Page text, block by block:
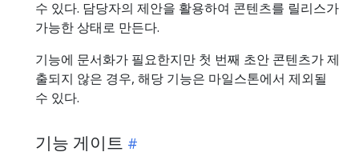
수 있다. 담당자의 제안을 활용하여 콘텐츠를 릴리스가
가능한 상태로 만든다.
기능에 문서화가 필요한지만 첫 번째 초안 콘텐츠가 제
출되지 않은 경우, 해당 기능은 마일스톤에서 제외될
수 있다.
기능 게이트